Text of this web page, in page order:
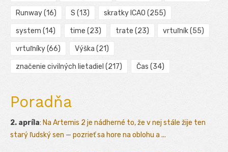
Runway(16) S (13) skratky ICAO (255)
system (14) time (23) trate (23) vrtuľník(55)
vrtuľníky(66) Výška (21)
značenie civilných lietadiel (217) Čas (34)
Poradňa
2. apríla: Na Artemis 2 je nádherné to, že v nej stále žije ten
starý ľudský sen — pozrieť sa hore na oblohu a ...